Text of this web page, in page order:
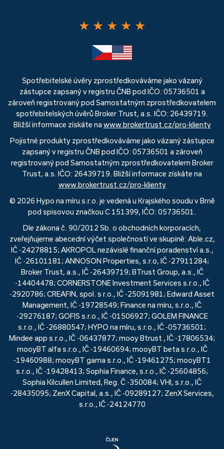
★ ★ ★ ★ ★
Spotřebitelské úvěry zprostředkováváme jako vázaný
zástupce zapsaný v registru ČNB pod IČO: 05736501 a
zároveň registrovaný pod Samostatným zprostředkovatelem
spotřebitelských úvěrů Broker Trust, a.s. IČO: 26439719.
Bližší informace získáte na www.brokertrust.cz/pro-klienty
Pojistné produkty zprostředkováváme jako vázaný zástupce
zapsaný v registru ČNB pod IČO: 05736501 a zároveň
registrovaný pod Samostatným zprostředkovatelem Broker
Trust, a.s. IČO: 26439719. Bližší informace získáte na
www.brokertrust.cz/pro-klienty
© 2026 Hypo na míru s.r.o. je vedená u Krajského soudu v Brně
pod spisovou značkou C 151399, IČO: 05736501.
Dle zákona č. 90/2012 Sb. o obchodních korporacích,
zveřejňujeme abecední výčet společností ve skupině: Able.cz,
IČ -24278815; AKROPOL nezávislé finanční poradenství a.s.,
IČ -26101181; ANNOSON Properties, s.r.o, IČ -27911284;
Broker Trust, a.s., IČ -26439719; BTrust Group, a.s., IČ
-14404478; CORNERSTONE Investment Services s.r.o., IČ
-2920786; CREAFIN, spol. s r.o., IČ -25091981; Edward Asset
Management, IČ -19728549; Finance na míru, s.r.o., IČ
-29276187; GOFIS s.r.o., IČ -01506927; GOLEM FINANCE
s.r.o., IČ -26880547; HYPO na míru, s.r.o., IČ -05736501;
Mindee app s.r.o., IČ -06437877; mooy Btrust , IČ -17806534;
mooyBT alfa s.r.o., IČ -19460694; mooyBT beta s.r.o., IČ
-19460988; mooyBT gama s.r.o., IČ -19461275; mooyBT1
s.r.o., IČ -19428413; Sophia Finance, s.r.o., IČ -25604856;
Sophia Kilcullen Limited, Reg. Č -350084; VHI, s.r.o., IČ
-28435095; ZenX Capital, a.s., IČ -09289127; ZenX Services,
s.r.o., IČ -24124770